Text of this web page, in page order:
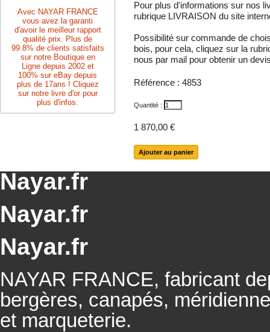
Avec NAYAR FRANCE
vous avez la garanti
d'avoir le meilleur rapport
qualité prix. Plus de
99.8% de clients satisfaits
sur notre Boutique en
Ligne depuis 2002 et
100% sur eBay depuis
plus de 17ans ! Cliquez
sur notre livre d'or pour
plus d'infos.
Pour plus d'informations sur nos
rubrique LIVRAISON du site
Possibilité sur commande de
bois, pour cela, cliquez sur la
nous par mail pour obtenir un
Référence : 4853
Quantité :
1 870,00 €
Nayar.fr
Nayar.fr
Nayar.fr
NAYAR FRANCE, fabricant
bergères, canapés,
et marqueterie.